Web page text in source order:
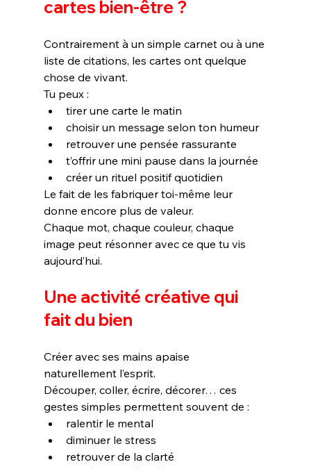
cartes bien-être ?
Contrairement à un simple carnet ou à une
liste de citations, les cartes ont quelque
chose de vivant.
Tu peux :
tirer une carte le matin
choisir un message selon ton humeur
retrouver une pensée rassurante
t’offrir une mini pause dans la journée
créer un rituel positif quotidien
Le fait de les fabriquer toi-même leur
donne encore plus de valeur.
Chaque mot, chaque couleur, chaque
image peut résonner avec ce que tu vis
aujourd’hui.
Une activité créative qui
fait du bien
Créer avec ses mains apaise
naturellement l’esprit.
Découper, coller, écrire, décorer… ces
gestes simples permettent souvent de :
ralentir le mental
diminuer le stress
retrouver de la clarté